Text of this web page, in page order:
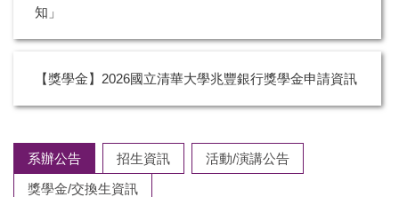
知」
【獎學金】2026國立清華大學兆豐銀行獎學金申請資訊
系辦公告 招生資訊
活動/演講公告
獎學金/交換生資訊